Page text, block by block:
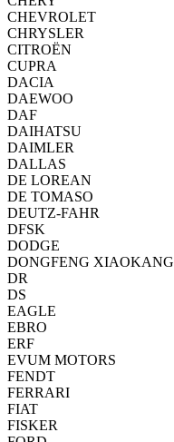
CHEVROLET
CHRYSLER
CITROËN
CUPRA
DACIA
DAEWOO
DAF
DAIHATSU
DAIMLER
DALLAS
DE LOREAN
DE TOMASO
DEUTZ-FAHR
DFSK
DODGE
DONGFENG XIAOKANG
DR
DS
EAGLE
EBRO
ERF
EVUM MOTORS
FENDT
FERRARI
FIAT
FISKER